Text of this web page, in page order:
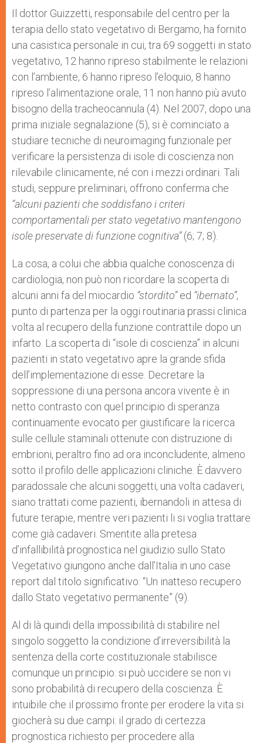
Il dottor Guizzetti, responsabile del centro per la
terapia dello stato vegetativo di Bergamo, ha fornito
una casistica personale in cui, tra 69 soggetti in stato
vegetativo, 12 hanno ripreso stabilmente le relazioni
con l’ambiente, 6 hanno ripreso l’eloquio, 8 hanno
ripreso l’alimentazione orale, 11 non hanno più avuto
bisogno della tracheocannula (4). Nel 2007, dopo una
prima iniziale segnalazione (5), si è cominciato a
studiare tecniche di neuroimaging funzionale per
verificare la persistenza di isole di coscienza non
rilevabile clinicamente, né con i mezzi ordinari. Tali
studi, seppure preliminari, offrono conferma che
“alcuni pazienti che soddisfano i criteri
comportamentali per stato vegetativo mantengono
isole preservate di funzione cognitiva”(6; 7; 8).
La cosa, a colui che abbia qualche conoscenza di
cardiologia, non può non ricordare la scoperta di
alcuni anni fa del miocardio “stordito”ed “ibernato”,
punto di partenza per la oggi routinaria prassi clinica
volta al recupero della funzione contrattile dopo un
infarto. La scoperta di “isole di coscienza” in alcuni
pazienti in stato vegetativo apre la grande sfida
dell’implementazione di esse. Decretare la
soppressione di una persona ancora vivente è in
netto contrasto con quel principio di speranza
continuamente evocato per giustificare la ricerca
sulle cellule staminali ottenute con distruzione di
embrioni, peraltro fino ad ora inconcludente, almeno
sotto il profilo delle applicazioni cliniche. È davvero
paradossale che alcuni soggetti, una volta cadaveri,
siano trattati come pazienti, ibernandoli in attesa di
future terapie, mentre veri pazienti li si voglia trattare
come già cadaveri. Smentite alla pretesa
d’infallibilità prognostica nel giudizio sullo Stato
Vegetativo giungono anche dall’Italia in uno case
report dal titolo significativo: “Un inatteso recupero
dallo Stato vegetativo permanente” (9).
Al di là quindi della impossibilità di stabilire nel
singolo soggetto la condizione d’irreversibilità la
sentenza della corte costituzionale stabilisce
comunque un principio: si può uccidere se non vi
sono probabilità di recupero della coscienza. È
intuibile che il prossimo fronte per erodere la vita si
giocherà su due campi: il grado di certezza
prognostica richiesto per procedere alla